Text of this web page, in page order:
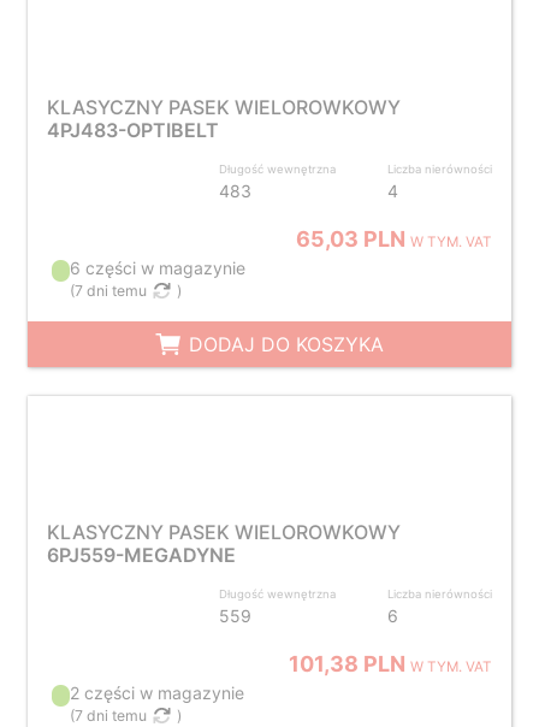
KLASYCZNY PASEK WIELOROWKOWY
4PJ483-OPTIBELT
Długość wewnętrzna
483
Liczba nierówności
4
65,03 PLNW TYM. VAT
6 części w magazynie
(7 dni temu )
DODAJ DO KOSZYKA
KLASYCZNY PASEK WIELOROWKOWY
6PJ559-MEGADYNE
Długość wewnętrzna
559
Liczba nierówności
6
101,38 PLNW TYM. VAT
2 części w magazynie
(7 dni temu )